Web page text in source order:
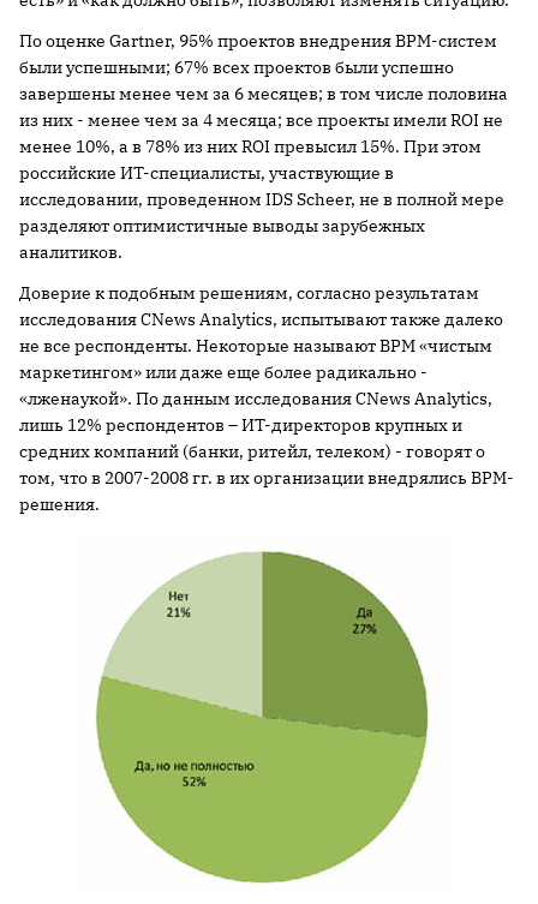
По оценке Gartner, 95% проектов внедрения BPM-систем
были успешными; 67% всех проектов были успешно
завершены менее чем за 6 месяцев; в том числе половина
из них - менее чем за 4 месяца; все проекты имели ROI не
менее 10%, а в 78% из них ROI превысил 15%. При этом
российские ИТ-специалисты, участвующие в
исследовании, проведенном IDS Scheer, не в полной мере
разделяют оптимистичные выводы зарубежных
аналитиков.
Доверие к подобным решениям, согласно результатам
исследования CNews Analytics, испытывают также далеко
не все респонденты. Некоторые называют BPM «чистым
маркетингом» или даже еще более радикально -
«лженаукой». По данным исследования CNews Analytics,
лишь 12% респондентов – ИТ-директоров крупных и
средних компаний (банки, ритейл, телеком) - говорят о
том, что в 2007-2008 гг. в их организации внедрялись BPM-
решения.